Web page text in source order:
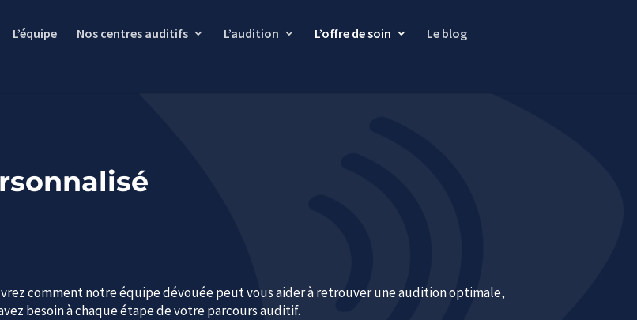
L’équipe Nos centres auditifs L’audition L’offre de soin Le blog
comment notre équipe dévouée peut vous aider à retrouver une audition optimale,
besoin à chaque étape de votre parcours auditif.